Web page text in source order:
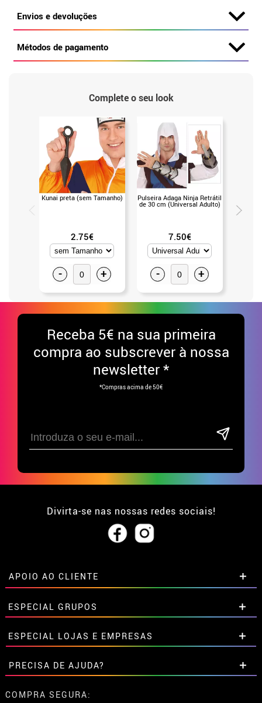
Envios e devoluções
Métodos de pagamento
Complete o seu look
Kunai preta (sem Tamanho)
2.75€
- +
Pulseira Adaga Ninja Retrátil
de 30 cm (Universal Adulto)
7.50€
- +
Receba 5€ na sua primeira
compra ao subscrever à nossa
newsletter *
*Compras acima de 50€
Divirta-se nas nossas redes sociais!
APOIO AO CLIENTE
• Sobre nós
• Condições de venda
• Aviso legal ePrivacidade
• Atendimento ao cliente
• Utilização de cookies
•Configuração de cookies
ESPECIAL GRUPOS
Descontos especiais para grupos.
Entre em contato connosco aqui
ESPECIAL LOJAS E EMPRESAS
Descontos especiais para grupos.
Entre em contato connosco aqui
PRECISA DE AJUDA?
Ainda não colocei a minha ordem
COMPRA SEGURA: